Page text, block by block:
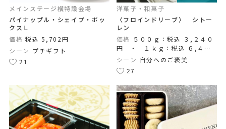
メインステージ横特設会場
パイナップル・シェイプ・ボッ
クスＬ
価格 税込 5,702円
シーン プチギフト
21
洋菓子・和菓子
〈フロインドリーブ〉 シトー
レン
価格
５００ｇ：税込 ３,２４０
円 ・ １ｋｇ：税込 ６,４８
０円
シーン 自分へのご褒美
27